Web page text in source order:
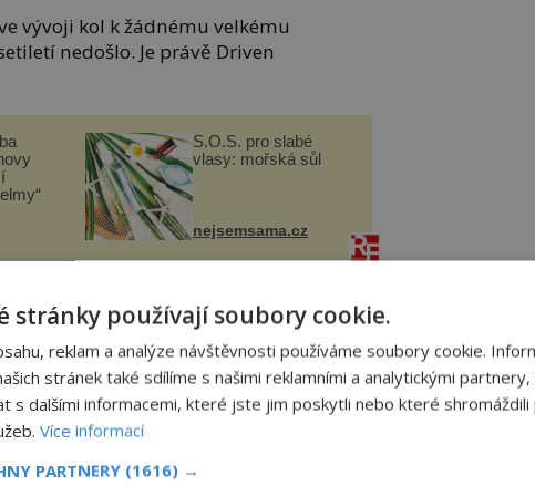
vývoji kol k žádnému velkému
nedošlo. Je právě Driven
S.O.S. pro slabé
vlasy: mořská sůl
nejsemsama.cz
Jason Smith, má k ruce zkušený
vědce z Coloradské univerzity. „Dnešní
stále závislá na mastných řetězech
kloužou.
na efektivitě jízdy. Nesnažíme se
prázdným papírem, úplně od začátku,“
je ozubená hřídel umožňující přenos sil
stránky používají soubory cookie.
reklam a analýze návštěvnosti používáme soubory cookie.
stránek také sdílíme s našimi reklamními a analytickými
s dalšími informacemi, které jste jim poskytli nebo které shromáždili
Více informací
PARTNERY (1616) →